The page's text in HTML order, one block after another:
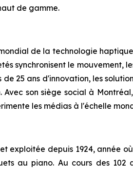
de gamme.
de la technologie
synchronisent le
25 ans d'innovation, les
son siège social à
les médias à l'échelle
exploitée depuis 1924, année
au piano. Au cours des 102